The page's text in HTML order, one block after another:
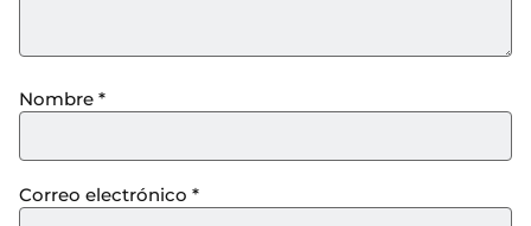
Nombre *
Correo electrónico *